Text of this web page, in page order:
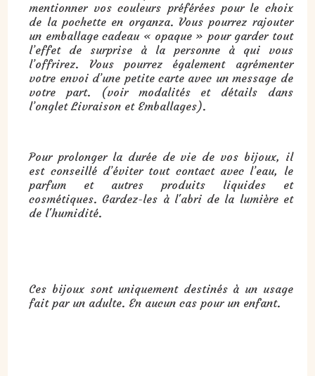
mentionner vos couleurs préférées pour le choix
de la pochette en organza. Vous pourrez rajouter
un emballage cadeau « opaque » pour garder tout
l’effet de surprise à la personne à qui vous
l’offrirez. Vous pourrez également agrémenter
votre envoi d’une petite carte avec un message de
votre part. (voir modalités et détails dans
l’onglet Livraison et Emballages).
Pour prolonger la durée de vie de vos bijoux, il
est conseillé d’éviter tout contact avec l’eau, le
parfum et autres produits liquides et
cosmétiques. Gardez-les à l'abri de la lumière et
de l'humidité.
Ces bijoux sont uniquement destinés à un usage
fait par un adulte. En aucun cas pour un enfant.